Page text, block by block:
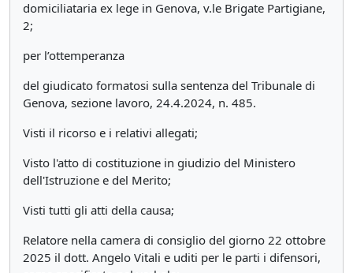
domiciliataria ex lege in Genova, v.le Brigate Partigiane,
2;
per l’ottemperanza
del giudicato formatosi sulla sentenza del Tribunale di
Genova, sezione lavoro, 24.4.2024, n. 485.
Visti il ricorso e i relativi allegati;
Visto l'atto di costituzione in giudizio del Ministero
dell'Istruzione e del Merito;
Visti tutti gli atti della causa;
Relatore nella camera di consiglio del giorno 22 ottobre
2025 il dott. Angelo Vitali e uditi per le parti i difensori,